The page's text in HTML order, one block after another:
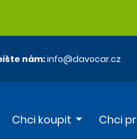
nám:info@davocar.cz
Chci koupit Chci